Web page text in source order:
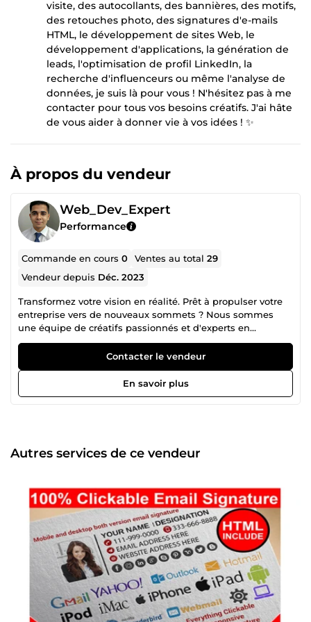
visite, des autocollants, des bannières, des motifs,
des retouches photo, des signatures d'e-mails
HTML, le développement de sites Web, le
développement d'applications, la génération de
leads, l'optimisation de profil LinkedIn, la
recherche d'influenceurs ou même l'analyse de
données, je suis là pour vous ! N'hésitez pas à me
contacter pour tous vos besoins créatifs. J'ai hâte
de vous aider à donner vie à vos idées ! ✨
À propos du vendeur
Web_Dev_Expert
Performance
Commande en cours0 Ventes au total29
Vendeur depuis Déc. 2023
Transformez votre vision en réalité. Prêt à propulser votre
entreprise vers de nouveaux sommets ? Nous sommes
une équipe de créatifs passionnés et d'experts en
données, dédiés à la construction d'empires numériques
florissants. Nous ne nous contentons pas de créer des sites
web; nous concevons des expériences digitales
captivantes qui attirent les clients, stimulent les
conversions et laissent une impression durable. Nous
entreprises; nous bâtissons des héritages. Nous tirons
parti de l'IA et des technologies de pointe pour obtenir des
tout le paysage numérique : Visuels époustouflants : Des
logos et de l'image de marque aux campagnes sur les
réseaux sociaux, nous créons des visuels percutants qui
instaurent la confiance et résonnent auprès de votre public
cible. Sites web à fort impact: Nous construisons des sites
web magnifiques et conviviaux, optimisés pour les
conversions, y compris des sites de commerce
électronique, des portfolios personnels, des plateformes
éducatives, des sites web d'entreprise, des blogs, des
forums communautaires, des plateformes de médias
sociaux, et bien plus encore. Nous utilisons diverses
Contacter le vendeur
En savoir plus
Autres services de ce vendeur